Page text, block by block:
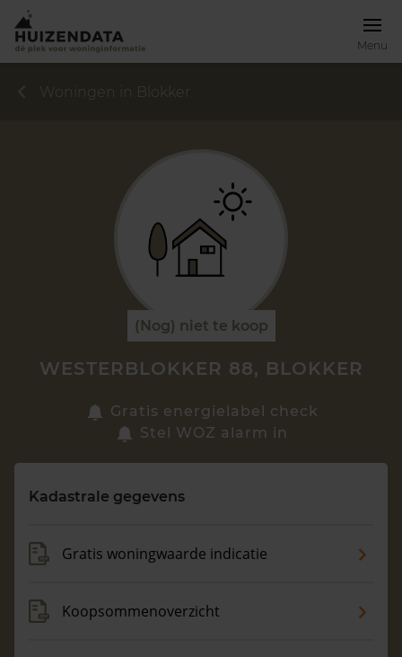
Menu
Zoek een woning
Maandag t/m vrijdag - 08:00 -18:00
Woningen in Blokker
(Nog) niet te koop
WESTERBLOKKER 88, BLOKKER
Gratis energielabel check
Stel WOZ alarm in
Kadastrale gegevens
Gratis woningwaarde indicatie
Koopsommenoverzicht